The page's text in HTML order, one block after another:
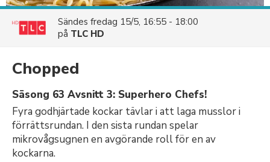
Sändes fredag 15/5, 16:55 - 18:00
på TLC HD
Chopped
Säsong 63 Avsnitt 3: Superhero Chefs!
Fyra godhjärtade kockar tävlar i att laga musslor i
förrättsrundan. I den sista rundan spelar
mikrovågsugnen en avgörande roll för en av
kockarna.